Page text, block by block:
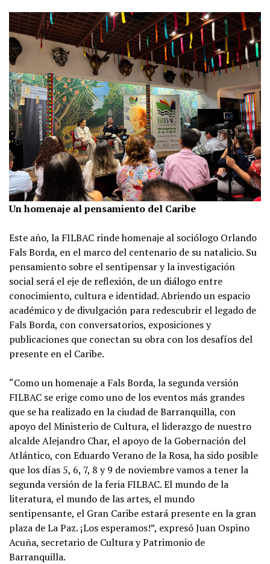
Un homenaje al pensamiento del Caribe
Este año, la FILBAC rinde homenaje al sociólogo Orlando
Fals Borda, en el marco del centenario de su natalicio. Su
pensamiento sobre el sentipensar y la investigación
social será el eje de reflexión, de un diálogo entre
conocimiento, cultura e identidad. Abriendo un espacio
académico y de divulgación para redescubrir el legado de
Fals Borda, con conversatorios, exposiciones y
publicaciones que conectan su obra con los desafíos del
presente en el Caribe.
“Como un homenaje a Fals Borda, la segunda versión
FILBAC se erige como uno de los eventos más grandes
que se ha realizado en la ciudad de Barranquilla, con
apoyo del Ministerio de Cultura, el liderazgo de nuestro
alcalde Alejandro Char, el apoyo de la Gobernación del
Atlántico, con Eduardo Verano de la Rosa, ha sido posible
que los días 5, 6, 7, 8 y 9 de noviembre vamos a tener la
segunda versión de la feria FILBAC. El mundo de la
literatura, el mundo de las artes, el mundo
sentipensante, el Gran Caribe estará presente en la gran
plaza de La Paz. ¡Los esperamos!”, expresó Juan Ospino
Acuña, secretario de Cultura y Patrimonio de
Barranquilla.